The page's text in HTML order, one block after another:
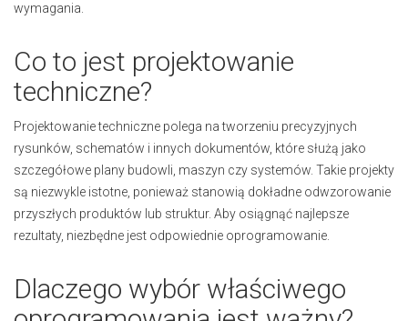
wymagania.
Co to jest projektowanie
techniczne?
Projektowanie techniczne polega na tworzeniu precyzyjnych
rysunków, schematów i innych dokumentów, które służą jako
szczegółowe plany budowli, maszyn czy systemów. Takie projekty
są niezwykle istotne, ponieważ stanowią dokładne odwzorowanie
przyszłych produktów lub struktur. Aby osiągnąć najlepsze
rezultaty, niezbędne jest odpowiednie oprogramowanie.
Dlaczego wybór właściwego